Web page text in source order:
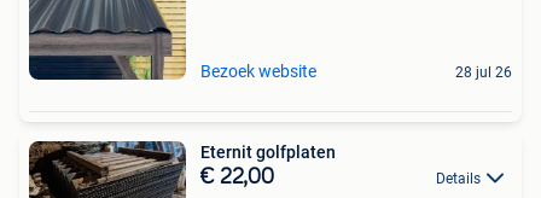
Bezoek website 28 jul 26
Eternit golfplaten
€ 22,00 Details